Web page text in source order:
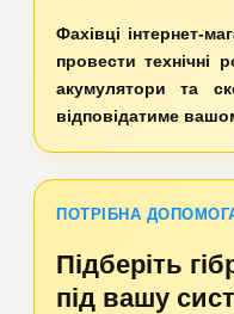
Фахівці інтернет-
провести технічні
акумулятори та
відповідатиме
ПОТРІБНА
Підберіть
під вашу